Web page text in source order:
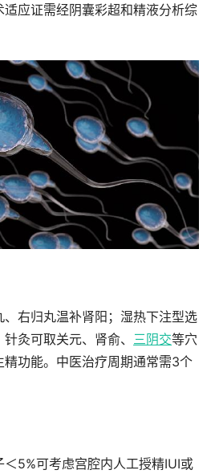
应证需经阴囊彩超和精液分析综
右归丸温补肾阳；湿热下注型选
灸可取关元、肾俞、
三阴交等穴
功能。中医治疗周期通常需3个
5%可考虑宫腔内人工授精IUI或